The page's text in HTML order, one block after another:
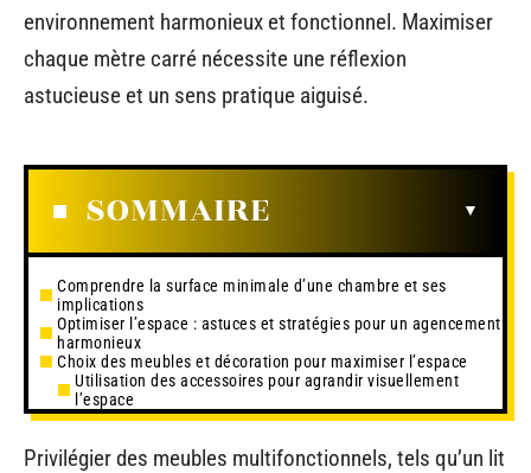
environnement harmonieux et fonctionnel. Maximiser
chaque mètre carré nécessite une réflexion
astucieuse et un sens pratique aiguisé.
SOMMAIRE
Comprendre la surface minimale d’une chambre et ses
implications
Optimiser l’espace : astuces et stratégies pour un agencement
harmonieux
Choix des meubles et décoration pour maximiser l’espace
Utilisation des accessoires pour agrandir visuellement
l’espace
Privilégier des meubles multifonctionnels, tels qu’un lit